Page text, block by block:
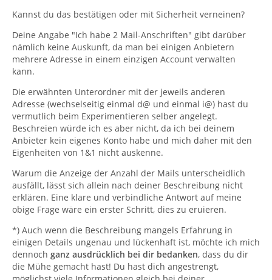
Kannst du das bestätigen oder mit Sicherheit verneinen?
Deine Angabe "Ich habe 2 Mail-Anschriften" gibt darüber
nämlich keine Auskunft, da man bei einigen Anbietern
mehrere Adresse in einem einzigen Account verwalten
kann.
Die erwähnten Unterordner mit der jeweils anderen
Adresse (wechselseitig einmal d@ und einmal i@) hast du
vermutlich beim Experimentieren selber angelegt.
Beschreien würde ich es aber nicht, da ich bei deinem
Anbieter kein eigenes Konto habe und mich daher mit den
Eigenheiten von 1&1 nicht auskenne.
Warum die Anzeige der Anzahl der Mails unterscheidlich
ausfällt, lässt sich allein nach deiner Beschreibung nicht
erklären. Eine klare und verbindliche Antwort auf meine
obige Frage wäre ein erster Schritt, dies zu eruieren.
*) Auch wenn die Beschreibung mangels Erfahrung in
einigen Details ungenau und lückenhaft ist, möchte ich mich
dennoch ganz ausdrücklich bei dir bedanken, dass du dir
die Mühe gemacht hast! Du hast dich angestrengt,